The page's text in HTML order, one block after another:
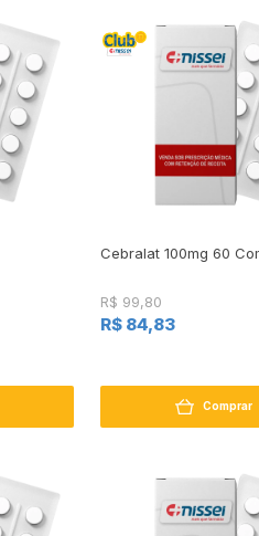
Cebralat 100mg 60
R$ 99,80
R$ 84,83
Comprar